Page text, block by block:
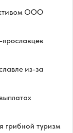
ООО
из-за
грибной туризм